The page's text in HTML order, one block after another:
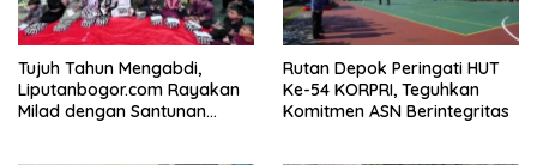
Tujuh Tahun Mengabdi,
Liputanbogor.com Rayakan
Milad dengan Santunan
Rutan Depok Peringati HUT
Ke-54 KORPRI, Teguhkan
Komitmen ASN Berintegritas